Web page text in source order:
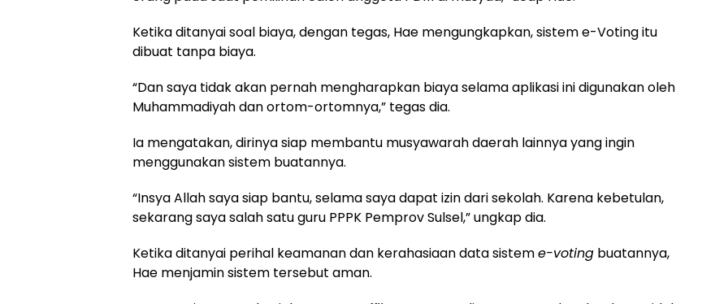
Ketika ditanyai soal biaya, dengan tegas, Hae mengungkapkan, sistem e-Voting itu
dibuat tanpa biaya.
“Dan saya tidak akan pernah mengharapkan biaya selama aplikasi ini digunakan oleh
Muhammadiyah dan ortom-ortomnya,” tegas dia.
Ia mengatakan, dirinya siap membantu musyawarah daerah lainnya yang ingin
menggunakan sistem buatannya.
“Insya Allah saya siap bantu, selama saya dapat izin dari sekolah. Karena kebetulan,
sekarang saya salah satu guru PPPK Pemprov Sulsel,” ungkap dia.
Ketika ditanyai perihal keamanan dan kerahasiaan data sisteme-voting buatannya,
Hae menjamin sistem tersebut aman.